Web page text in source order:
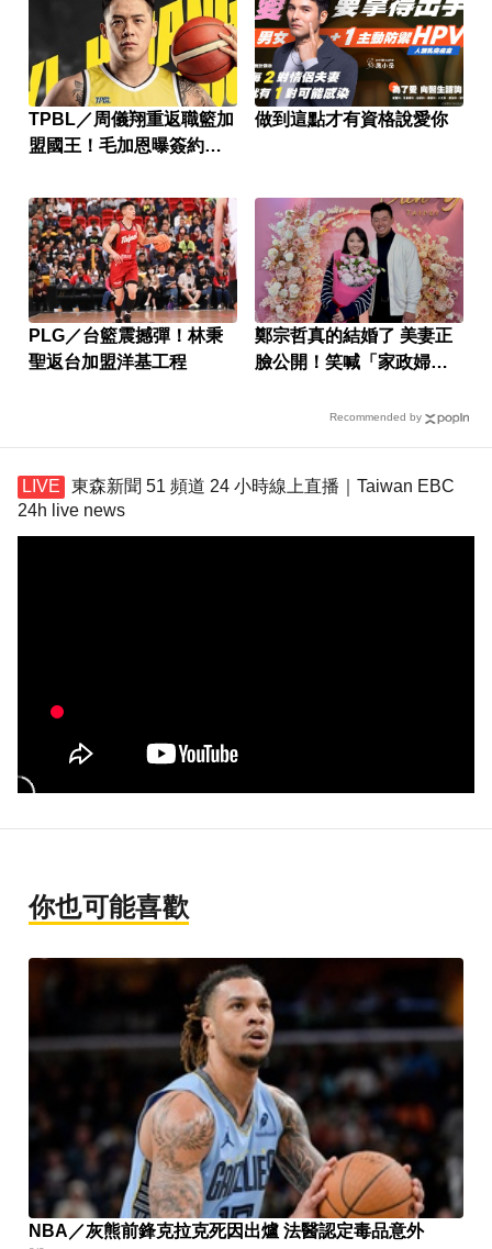
TPBL／周儀翔重返職籃加
盟國王！毛加恩曝簽約關
做到這點才有資格說愛你
PLG／台籃震撼彈！林秉
聖返台加盟洋基工程
鄭宗哲真的結婚了 美妻正
臉公開！笑喊「家政婦還
Recommended by
東森新聞 51 頻道 24 小時線上直播｜Taiwan EBC
24h live news
你也可能喜歡
NBA／灰熊前鋒克拉克死因出爐 法醫認定毒品意外